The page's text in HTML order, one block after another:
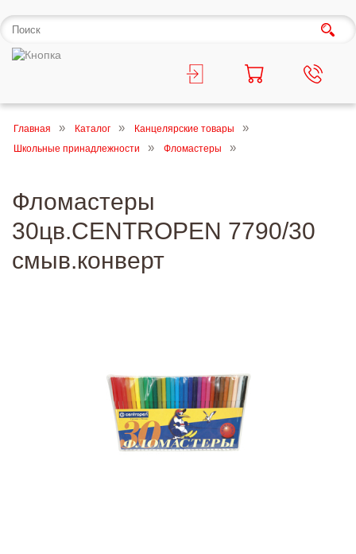
Главная Каталог
Канцелярские товары
Школьные принадлежности
Фломастеры
Фломастеры
30цв.CENTROPEN 7790/30
смыв.конверт